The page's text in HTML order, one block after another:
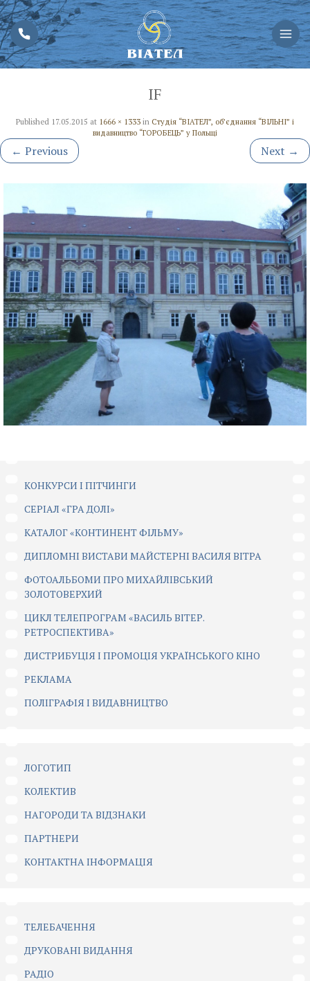
IF
Published 17.05.2015 at 1666 × 1333 in Студія “ВІАТЕЛ”, об’єднання “ВІЛЬНІ” і
видавництво “ГОРОБЕЦЬ” у Польщі
← Previous Next →
КОНКУРСИ І ПІТЧИНГИ
CЕРІАЛ «ГРА ДОЛІ»
КАТАЛОГ «КОНТИНЕНТ ФІЛЬМУ»
ДИПЛОМНІ ВИСТАВИ МАЙСТЕРНІ ВАСИЛЯ ВІТРА
ФОТОАЛЬБОМИ ПРО МИХАЙЛІВСЬКИЙ
ЗОЛОТОВЕРХИЙ
ЦИКЛ ТЕЛЕПРОГРАМ «ВАСИЛЬ ВІТЕР.
РЕТРОСПЕКТИВА»
ДИСТРИБУЦІЯ І ПРОМОЦІЯ УКРАЇНСЬКОГО КІНО
РЕКЛАМА
ПОЛІГРАФІЯ І ВИДАВНИЦТВО
ЛОГОТИП
КОЛЕКТИВ
НАГОРОДИ ТА ВІДЗНАКИ
ПАРТНЕРИ
КОНТАКТНА ІНФОРМАЦІЯ
ТЕЛЕБАЧЕННЯ
ДРУКОВАНІ ВИДАННЯ
РАДІО